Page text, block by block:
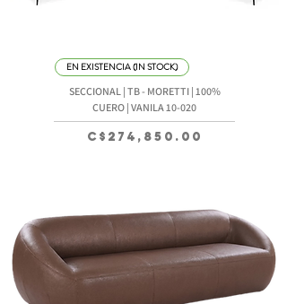
EN EXISTENCIA (IN STOCK)
SECCIONAL | TB - MORETTI | 100%
CUERO | VANILA 10-020
Precio
C$274,850.00